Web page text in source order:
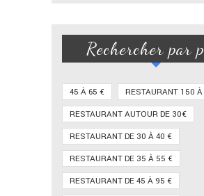
Rechercher par
45 À 65 €
RESTAURANT 150
RESTAURANT AUTOUR DE 30€
RESTAURANT DE 30 À 40 €
RESTAURANT DE 35 À 55 €
RESTAURANT DE 45 À 95 €